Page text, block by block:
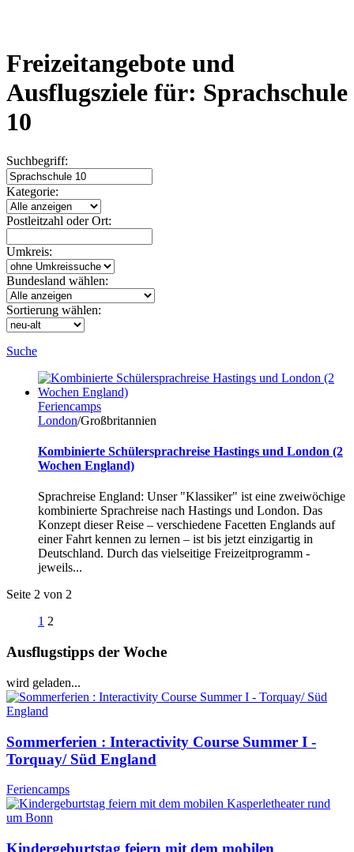
Freizeitangebote und
Ausflugsziele für: Sprachschule
10
Suchbegriff:
Kategorie:
Postleitzahl oder Ort:
Umkreis:
Bundesland wählen:
Sortierung wählen:
Suche
Feriencamps
London/Großbritannien
Kombinierte Schülersprachreise Hastings und London (2
Wochen England)
Sprachreise England: Unser "Klassiker" ist eine zweiwöchige
kombinierte Sprachreise nach Hastings und London. Das
Konzept dieser Reise – verschiedene Facetten Englands auf
einer Fahrt kennen zu lernen – ist bis jetzt einzigartig in
Deutschland. Durch das vielseitige Freizeitprogramm -
jeweils...
Seite 2 von 2
1 2
Ausflugstipps der Woche
wird geladen...
Sommerferien : Interactivity Course Summer I -
Torquay/ Süd England
Feriencamps
Kindergeburtstag feiern mit dem mobilen